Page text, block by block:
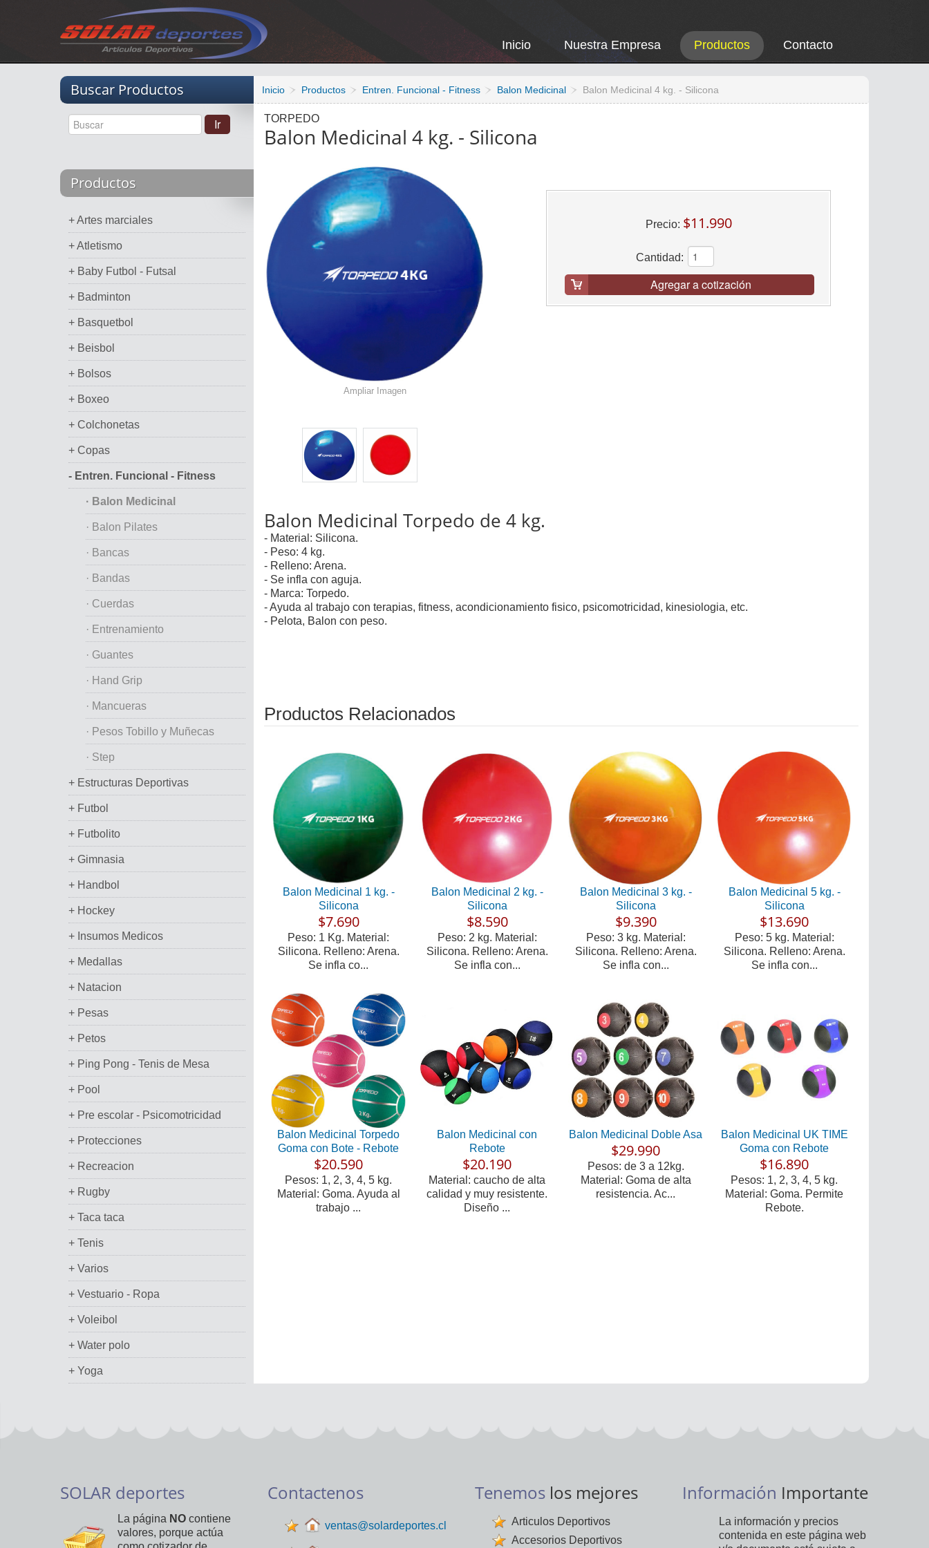
Inicio Nuestra Empresa Productos Contacto
Buscar Productos
Productos
+ Artes marciales
+ Atletismo
+ Baby Futbol - Futsal
+ Badminton
+ Basquetbol
+ Beisbol
+ Bolsos
+ Boxeo
+ Colchonetas
+ Copas
- Entren. Funcional - Fitness
· Balon Medicinal
· Balon Pilates
· Bancas
· Bandas
· Cuerdas
· Entrenamiento
· Guantes
· Hand Grip
· Mancueras
· Pesos Tobillo y Muñecas
· Step
+ Estructuras Deportivas
+ Futbol
+ Futbolito
+ Gimnasia
+ Handbol
+ Hockey
+ Insumos Medicos
+ Medallas
+ Natacion
+ Pesas
+ Petos
+ Ping Pong - Tenis de Mesa
+ Pool
+ Pre escolar - Psicomotricidad
+ Protecciones
+ Recreacion
+ Rugby
+ Taca taca
+ Tenis
+ Varios
+ Vestuario - Ropa
+ Voleibol
+ Water polo
+ Yoga
Inicio Productos Entren. Funcional - Fitness Balon Medicinal Balon Medicinal 4 kg. - Silicona
TORPEDO
Balon Medicinal 4 kg. - Silicona
Precio: $11.990
Cantidad:
Agregar a cotización
Ampliar Imagen
Balon Medicinal Torpedo de 4 kg.
- Material: Silicona.
- Peso: 4 kg.
- Relleno: Arena.
- Se infla con aguja.
- Marca: Torpedo.
- Ayuda al trabajo con terapias, fitness, acondicionamiento fisico, psicomotricidad, kinesiologia, etc.
- Pelota, Balon con peso.
Productos Relacionados
Balon Medicinal 1 kg. -
Silicona
$7.690
Peso: 1 Kg. Material:
Silicona. Relleno: Arena.
Se infla co...
Balon Medicinal 2 kg. -
Silicona
$8.590
Peso: 2 kg. Material:
Silicona. Relleno: Arena.
Se infla con...
Balon Medicinal 3 kg. -
Silicona
$9.390
Peso: 3 kg. Material:
Silicona. Relleno: Arena.
Se infla con...
Balon Medicinal 5 kg. -
Silicona
$13.690
Peso: 5 kg. Material:
Silicona. Relleno: Arena.
Se infla con...
Balon Medicinal Torpedo
Goma con Bote - Rebote
$20.590
Pesos: 1, 2, 3, 4, 5 kg.
Material: Goma. Ayuda al
trabajo ...
Balon Medicinal con
Rebote
$20.190
Material: caucho de alta
calidad y muy resistente.
Diseño ...
Balon Medicinal Doble Asa
$29.990
Pesos: de 3 a 12kg.
Material: Goma de alta
resistencia. Ac...
Balon Medicinal UK TIME
Goma con Rebote
$16.890
Pesos: 1, 2, 3, 4, 5 kg.
Material: Goma. Permite
Rebote.
SOLAR deportes
La página NO contiene
valores, porque actúa
Contactenos
ventas@solardeportes.cl
Tenemos los mejores
Articulos Deportivos
Accesorios Deportivos
Información Importante
La información y precios
contenida en este página web